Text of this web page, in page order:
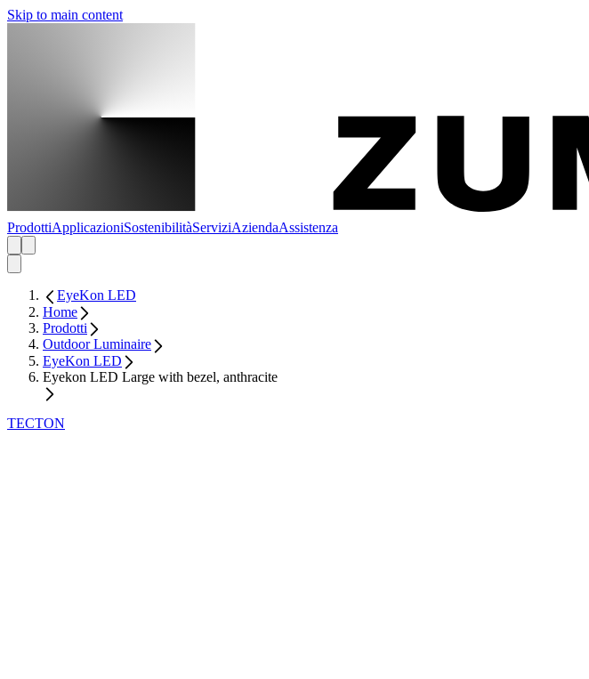
Skip to main content
ProdottiApplicazioniSostenibilitàServiziAziendaAssistenza
EyeKon LED
Home
Prodotti
Outdoor Luminaire
EyeKon LED
Eyekon LED Large with bezel, anthracite
TECTON